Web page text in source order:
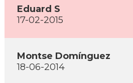
Eduard S
17-02-2015
Montse Domí­nguez
18-06-2014